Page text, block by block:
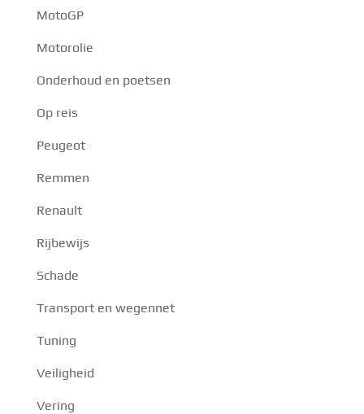
MotoGP
Motorolie
Onderhoud en poetsen
Op reis
Peugeot
Remmen
Renault
Rijbewijs
Schade
Transport en wegennet
Tuning
Veiligheid
Vering